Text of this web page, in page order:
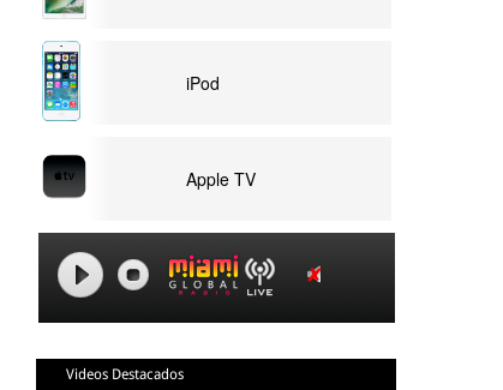
iPod
Apple TV
Videos Destacados